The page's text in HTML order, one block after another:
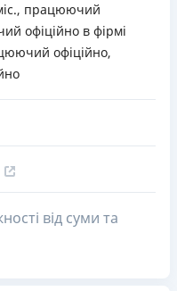
працюючий
офіційно в фірмі
офіційно,
від суми та